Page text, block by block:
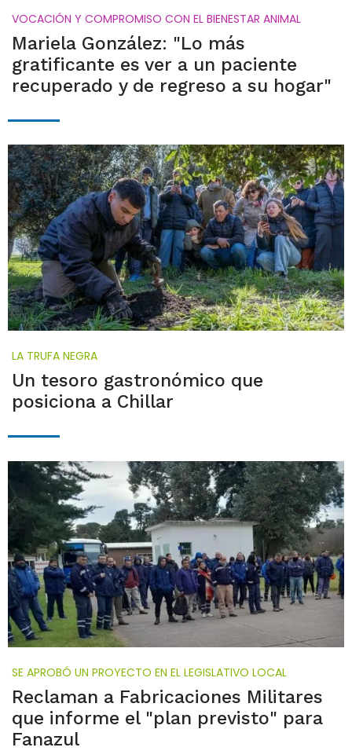
VOCACIÓN Y COMPROMISO CON EL BIENESTAR ANIMAL
Mariela González: "Lo más
gratificante es ver a un paciente
recuperado y de regreso a su hogar"
LA TRUFA NEGRA
Un tesoro gastronómico que
posiciona a Chillar
SE APROBÓ UN PROYECTO EN EL LEGISLATIVO LOCAL
Reclaman a Fabricaciones Militares
que informe el "plan previsto" para
Fanazul